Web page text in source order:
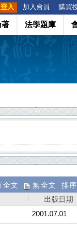
入 加入會員 購買
著 法學題庫
全文 無全文 排序
出版日期
2001.07.01